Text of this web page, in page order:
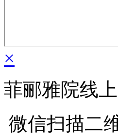
×
菲郦雅院线
微信扫描二